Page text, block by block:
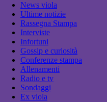
News viola
Ultime notizie
Rassegna Stampa
Interviste
Infortuni
Gossip e curiosità
Conferenze stampa
Allenamenti
Radio e tv
Sondaggi
Ex viola